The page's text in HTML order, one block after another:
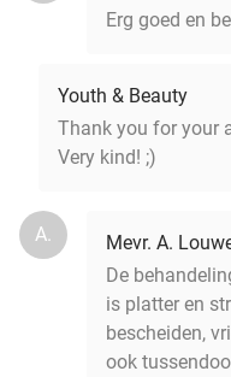
Erg goed en
Youth & Beauty
Thank you for your
Very kind! ;)
A.
Mevr. A.
De
is platter en
bescheiden,
ook